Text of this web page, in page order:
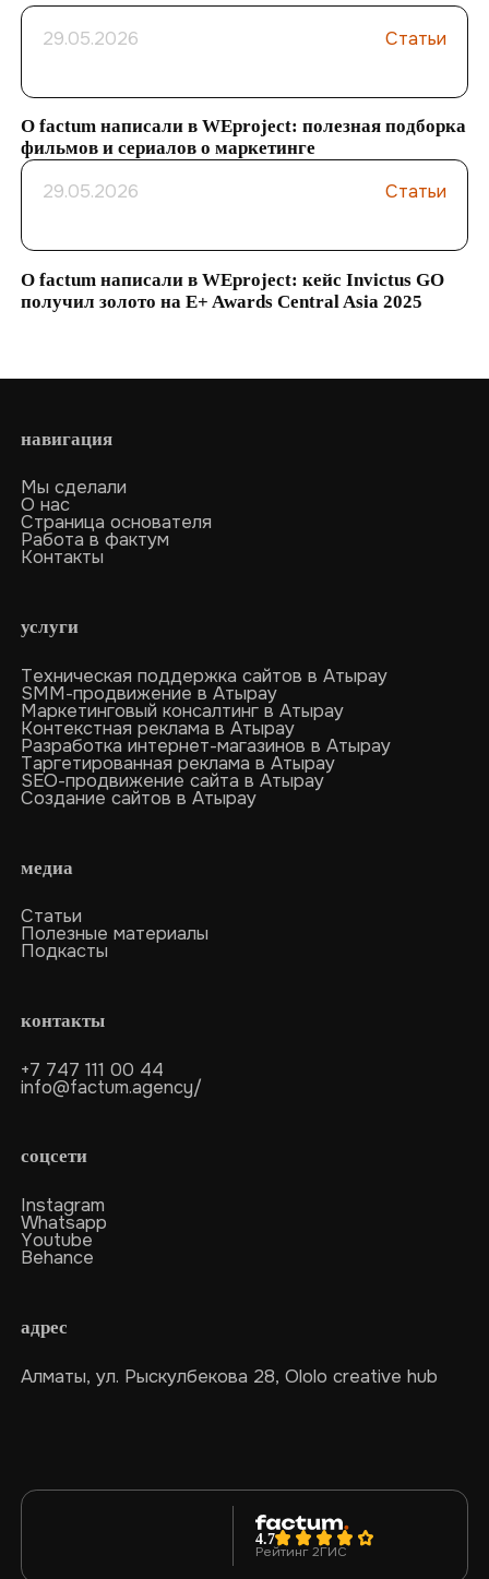
29.05.2026 Статьи
О factum написали в WEproject: полезная подборка
фильмов и сериалов о маркетинге
29.05.2026 Статьи
О factum написали в WEproject: кейс Invictus GO
получил золото на E+ Awards Central Asia 2025
навигация
Мы сделали
О нас
Страница основателя
Работа в фактум
Контакты
услуги
Техническая поддержка сайтов в Атырау
SMM-продвижение в Атырау
Маркетинговый консалтинг в Атырау
Контекстная реклама в Атырау
Разработка интернет-магазинов в Атырау
Таргетированная реклама в Атырау
SEO-продвижение сайта в Атырау
Создание сайтов в Атырау
медиа
Статьи
Полезные материалы
Подкасты
контакты
+7 747 111 00 44
info@factum.agency/
соцсети
Instagram
Whatsapp
Youtube
Behance
адрес
Алматы, ул. Рыскулбекова 28, Ololo creative hub
4.7
Рейтинг 2ГИС